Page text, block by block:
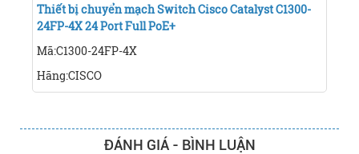
Thiết bị chuyển mạch Switch Cisco Catalyst C1300-
24FP-4X 24 Port Full PoE+
Mã:C1300-24FP-4X
Hãng:CISCO
ĐÁNH GIÁ - BÌNH LUẬN